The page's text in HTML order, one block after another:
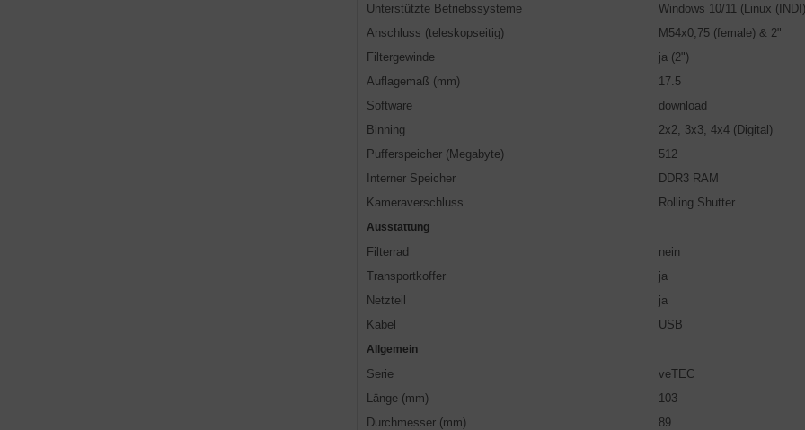
Unterstützte Betriebssysteme
Windows 10/11 (Linux
Anschluss (teleskopseitig)
M54x0,75 (female) & 2"
Filtergewinde
ja (2")
Auflagemaß (mm)
17.5
Software
download
Binning
2x2, 3x3, 4x4 (Digital)
Pufferspeicher (Megabyte)
512
Interner Speicher
DDR3 RAM
Kameraverschluss
Rolling Shutter
Ausstattung
Filterrad
nein
Transportkoffer
ja
Netzteil
ja
Kabel
USB
Allgemein
Serie
veTEC
Länge (mm)
103
Durchmesser (mm)
89